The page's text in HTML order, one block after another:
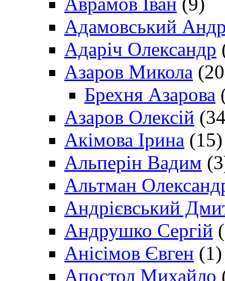
Адамовський
Адаріч Олександр
Азаров Микола
Брехня Азарова
Азаров Олексій
Акімова Ірина (15)
Альперін Вадим
Альтман
Андрієвський
Андрушко Сергій
Анісімов Євген (1)
Апостол Михайло